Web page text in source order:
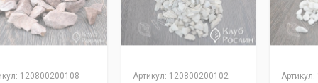
: 120800200108 Артикул: 120800200102 Артикул: